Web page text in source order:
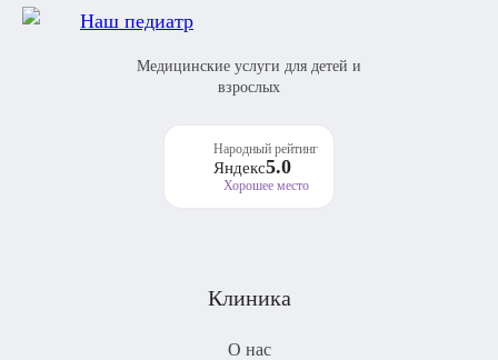
Медицинские услуги для детей и
взрослых
Народный рейтинг
Яндекс5.0
Хорошее место
Клиника
О нас